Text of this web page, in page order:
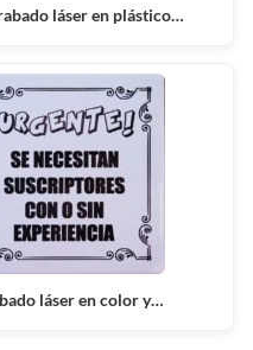
láser en plástico…
láser en color y…